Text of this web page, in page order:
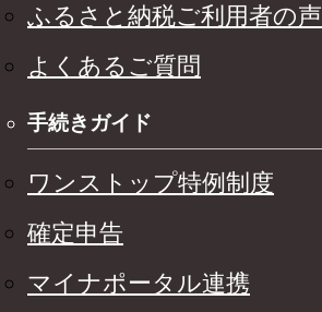
ふるさと納税ご利用者の声
よくあるご質問
手続きガイド
ワンストップ特例制度
確定申告
マイナポータル連携